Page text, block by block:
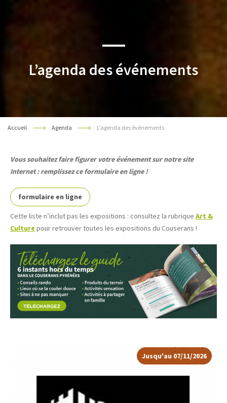
L’agenda des événements
Accueil Agenda L’agenda des événements
Vous souhaitez faire figurer votre événement sur notre site
Internet : remplissez ce formulaire en ligne !
formulaire en ligne
Cette liste n’inclut pas les expositions : consultez la rubrique Art &
Culture pour retrouver toutes les expositions du Couserans !
Jusqu'au 07/11/2026